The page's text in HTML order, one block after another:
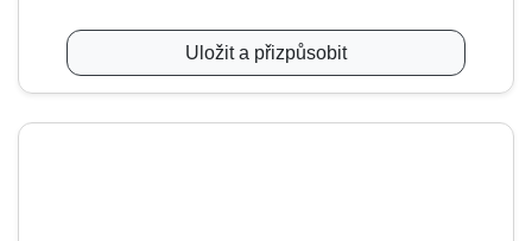
Uložit a přizpůsobit